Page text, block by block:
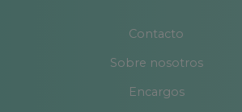
Contacto
Sobre nosotros
Encargos